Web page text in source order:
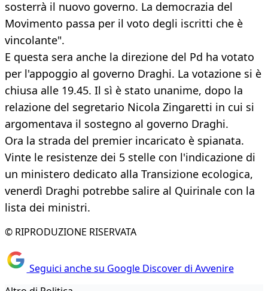
sosterrà il nuovo governo. La democrazia del
Movimento passa per il voto degli iscritti che è
vincolante".
E questa sera anche la direzione del Pd ha votato
per l'appoggio al governo Draghi. La votazione si è
chiusa alle 19.45. Il sì è stato unanime, dopo la
relazione del segretario Nicola Zingaretti in cui si
argomentava il sostegno al governo Draghi.
Ora la strada del premier incaricato è spianata.
Vinte le resistenze dei 5 stelle con l'indicazione di
un ministero dedicato alla Transizione ecologica,
venerdì Draghi potrebbe salire al Quirinale con la
lista dei ministri.
© RIPRODUZIONE RISERVATA
Seguici anche su Google Discover di Avvenire